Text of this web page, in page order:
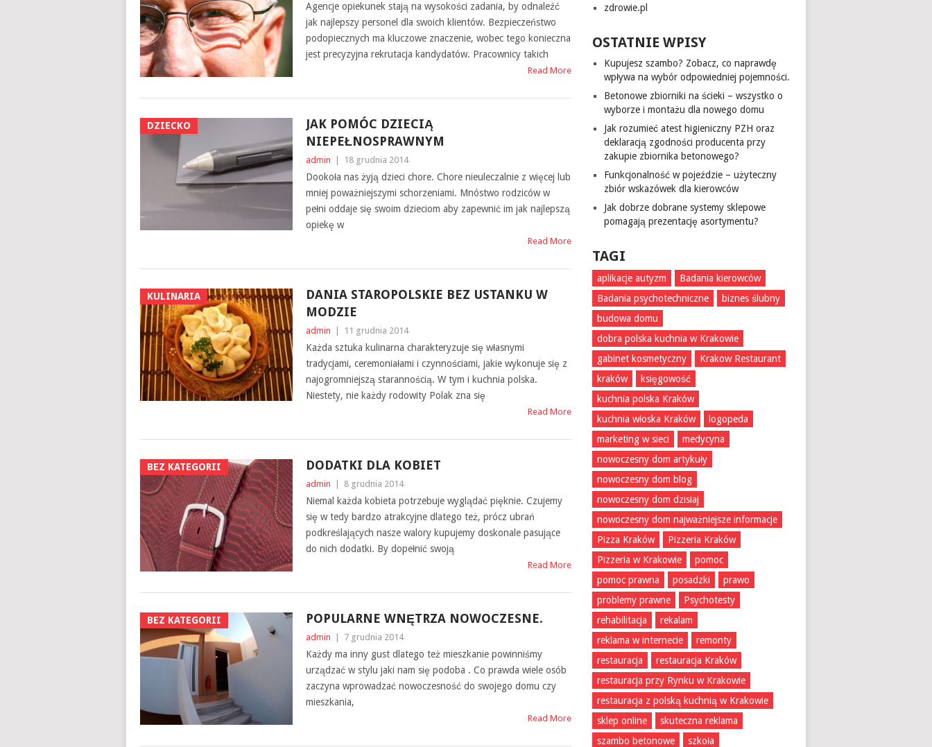
Agencje opiekunek stają na wysokości zadania, by odnaleźć
jak najlepszy personel dla swoich klientów. Bezpieczeństwo
podopiecznych ma kluczowe znaczenie, wobec tego konieczna
jest precyzyjna rekrutacja kandydatów. Pracownicy takich
Read More
DZIECKO
JAK POMÓC DZIECIĄ
NIEPEŁNOSPRAWNYM
admin 18 grudnia 2014
Dookoła nas żyją dzieci chore. Chore nieuleczalnie z więcej lub
mniej poważniejszymi schorzeniami. Mnóstwo rodziców w
pełni oddaje się swoim dzieciom aby zapewnić im jak najlepszą
opiekę w
Read More
KULINARIA
DANIA STAROPOLSKIE BEZ USTANKU W
MODZIE
admin 11 grudnia 2014
Każda sztuka kulinarna charakteryzuje się własnymi
tradycjami, ceremoniałami i czynnościami, jakie wykonuje się z
najogromniejszą starannością. W tym i kuchnia polska.
Niestety, nie każdy rodowity Polak zna się
Read More
BEZ KATEGORII DODATKI DLA KOBIET
admin 8 grudnia 2014
Niemal każda kobieta potrzebuje wyglądać pięknie. Czujemy
się w tedy bardzo atrakcyjne dlatego też, prócz ubrań
podkreślających nasze walory kupujemy doskonale pasujące
do nich dodatki. By dopełnić swoją
Read More
BEZ KATEGORII POPULARNE WNĘTRZA NOWOCZESNE.
admin 7 grudnia 2014
Każdy ma inny gust dlatego też mieszkanie powinniśmy
urządzać w stylu jaki nam się podoba . Co prawda wiele osób
zaczyna wprowadzać nowoczesność do swojego domu czy
mieszkania,
Read More
zdrowie.pl
OSTATNIE WPISY
Kupujesz szambo? Zobacz, co naprawdę
wpływa na wybór odpowiedniej pojemności.
Betonowe zbiorniki na ścieki – wszystko o
wyborze i montażu dla nowego domu
Jak rozumieć atest higieniczny PZH oraz
deklaracją zgodności producenta przy
zakupie zbiornika betonowego?
Funkcjonalność w pojeździe – użyteczny
zbiór wskazówek dla kierowców
Jak dobrze dobrane systemy sklepowe
pomagają prezentację asortymentu?
TAGI
aplikacje autyzm
Badania kierowców
Badania psychotechniczne
biznes ślubny
budowa domu
dobra polska kuchnia w Krakowie
gabinet kosmetyczny
Krakow Restaurant
kraków
księgowość
kuchnia polska Kraków
kuchnia włoska Kraków
logopeda
marketing w sieci
medycyna
nowoczesny dom artykuły
nowoczesny dom blog
nowoczesny dom dzisiaj
nowoczesny dom najważniejsze informacje
Pizza Kraków
Pizzeria Kraków
Pizzeria w Krakowie
pomoc
pomoc prawna
posadzki
prawo
problemy prawne
Psychotesty
rehabilitacja
rekalam
reklama w internecie
remonty
restauracja
restauracja Kraków
restauracja przy Rynku w Krakowie
restauracja z polską kuchnią w Krakowie
sklep online
skuteczna reklama
szambo betonowe
szkoła